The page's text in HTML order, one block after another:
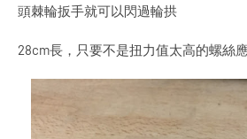
頭棘輪扳手就可以閃過輪拱
28cm長，只要不是扭力值太高的螺絲